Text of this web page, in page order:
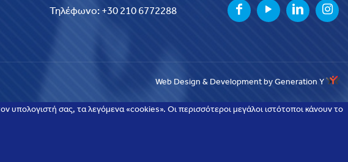
Τηλέφωνο: +30 210 6772288
Web Design & Development by Generation Y
υπολογιστή σας, τα λεγόμενα «cookies». Οι περισσότεροι μεγάλοι ιστότοποι κάνουν το